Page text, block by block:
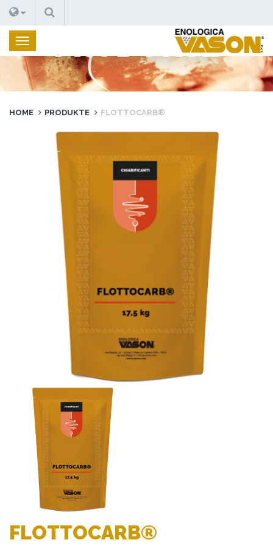
SUCHEN
PRODUKTE
HOME PRODUKTE FLOTTOCARB®
FLOTTOCARB®